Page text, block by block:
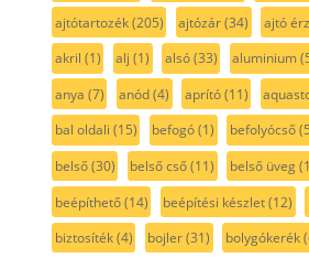
ajtótartozék(205) ajtózár(34) ajtó
akril (1) alj (1) alsó(33) aluminium
anya (7) anód(4) aprító(11)
bal oldali (15) befogó(1) befolyócső
belső(30) belső cső(11) belső üveg
beépíthető(14) beépítési készlet(12)
biztosíték(4) bojler(31) bolygókerék